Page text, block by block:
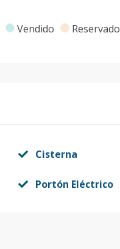
Vendido Reservado
Cisterna
Portón Eléctrico